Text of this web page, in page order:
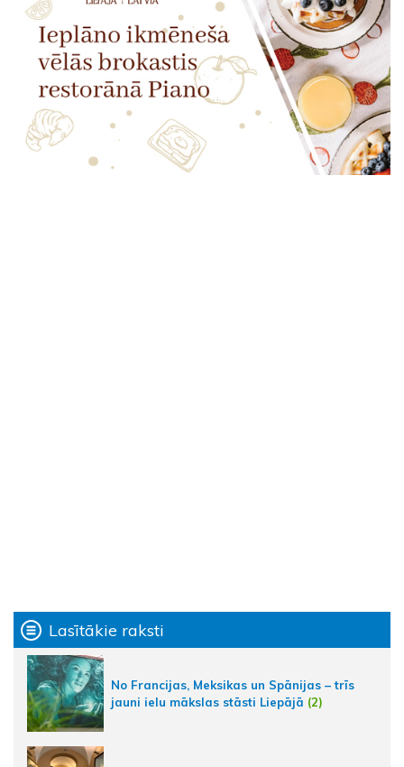
Lasītākie raksti
No Francijas, Meksikas un Spānijas – trīs
jauni ielu mākslas stāsti Liepājā (2)